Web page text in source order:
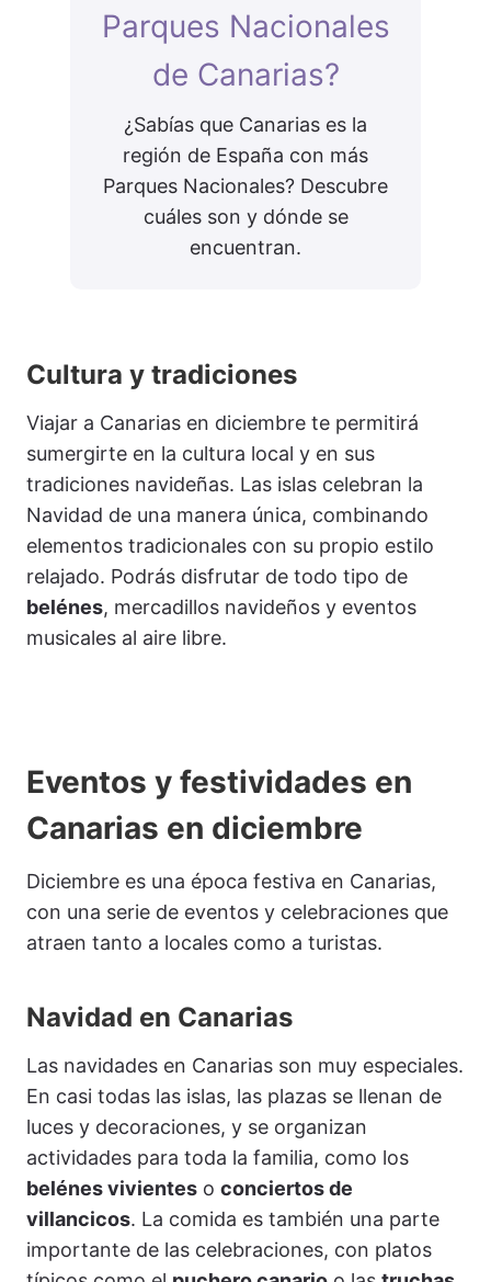
Parques Nacionales
de Canarias?
¿Sabías que Canarias es la
región de España con más
Parques Nacionales? Descubre
cuáles son y dónde se
encuentran.
Cultura y tradiciones
Viajar a Canarias en diciembre te permitirá
sumergirte en la cultura local y en sus
tradiciones navideñas. Las islas celebran la
Navidad de una manera única, combinando
elementos tradicionales con su propio estilo
relajado. Podrás disfrutar de todo tipo de
belénes, mercadillos navideños y eventos
musicales al aire libre.
Eventos y festividades en
Canarias en diciembre
Diciembre es una época festiva en Canarias,
con una serie de eventos y celebraciones que
atraen tanto a locales como a turistas.
Navidad en Canarias
Las navidades en Canarias son muy especiales.
En casi todas las islas, las plazas se llenan de
luces y decoraciones, y se organizan
actividades para toda la familia, como los
belénes vivientes o conciertos de
villancicos. La comida es también una parte
importante de las celebraciones, con platos